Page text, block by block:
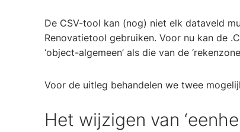
De CSV-tool kan (nog) niet elk dataveld
Renovatietool gebruiken. Voor nu kan de
‘object-algemeen’ als die van de
Voor de uitleg behandelen we twee
Het wijzigen van